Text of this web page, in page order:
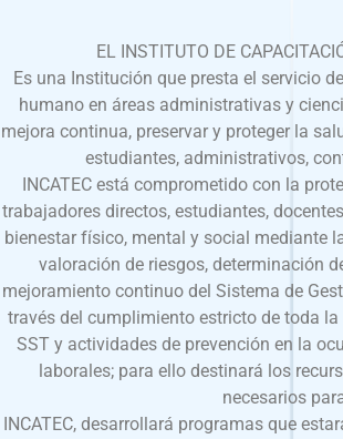
EL INSTITUTO DE
Es una Institución que presta el servicio
humano en áreas administrativas y
mejora continua, preservar y proteger la
estudiantes, administrativos,
INCATEC está comprometido con la
trabajadores directos, estudiantes,
bienestar físico, mental y social mediante
valoración de riesgos, determinación
mejoramiento continuo del Sistema de
través del cumplimiento estricto de toda
SST y actividades de prevención en la
laborales; para ello destinará los
necesarios
INCATEC, desarrollará programas que